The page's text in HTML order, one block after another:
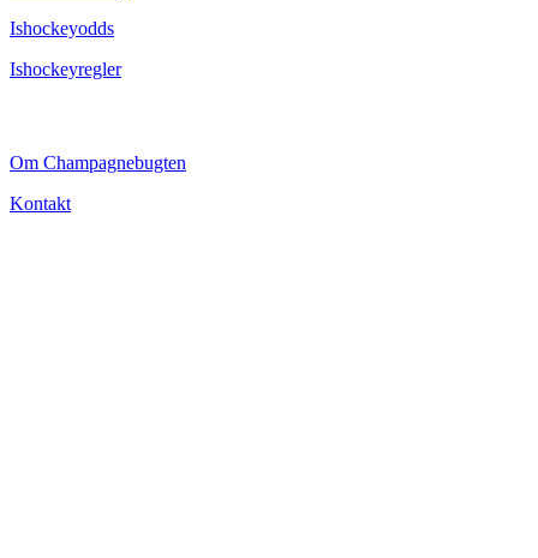
Ishockeyodds
Ishockeyregler
Om Champagnebugten
Kontakt